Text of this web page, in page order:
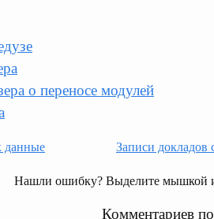
о переносе модулей
данные Записи докладов
Нашли ошибку? Выделите мышкой
Комментариев